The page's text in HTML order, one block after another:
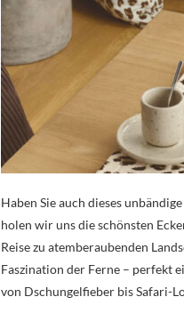
Haben Sie auch dieses
holen wir uns die schönsten
Reise zu atemberaubenden
Faszination der Ferne – perfekt
von Dschungelfieber bis Safari-